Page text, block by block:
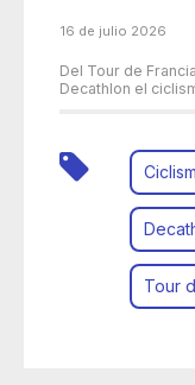
16 de julio 2026
Del Tour de
Decathlon el
Tour